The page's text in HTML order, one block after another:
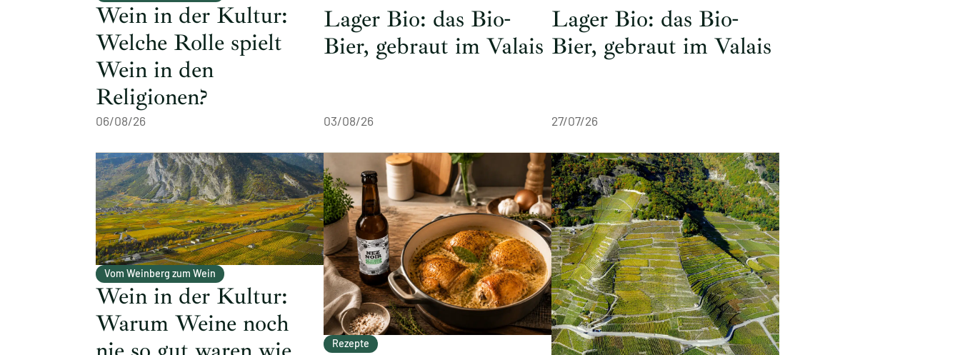
Wein in der Kultur:
Welche Rolle spielt
Wein in den
Religionen?
06/08/26
Lager Bio: das Bio-
Bier, gebraut im Valais
03/08/26
Lager Bio: das Bio-
Bier, gebraut im Valais
27/07/26
Vom Weinberg zum Wein
Wein in der Kultur:
Warum Weine noch
Rezepte